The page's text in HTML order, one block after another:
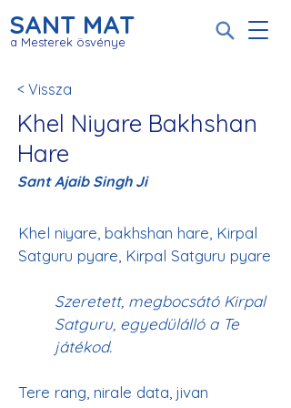
SANT MAT
a Mesterek ösvénye
Khel Niyare Bakhshan
Hare
Sant Ajaib Singh Ji
< Vissza
Khel niyare, bakhshan hare, Kirpal
Szeretett, megbocsátó Kirpal
Satguru, egyedülálló a Te
játékod.
Tere rang, nirale data, jivan